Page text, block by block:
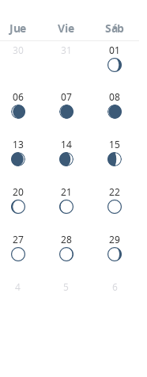
Jue Vie Sáb
30 31 01
06 07 08
13 14 15
20 21 22
27 28 29
4 5 6